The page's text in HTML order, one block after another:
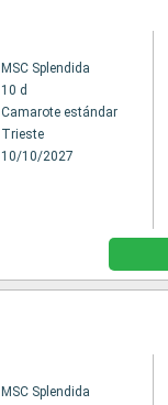
MSC Splendida
10 d
Camarote estándar
Trieste
10/10/2027
MSC Splendida